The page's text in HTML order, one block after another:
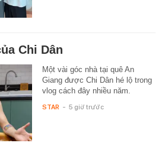
Chi Dân
Một vài góc nhà tại quê An
Giang được Chi Dân hé lộ trong
vlog cách đây nhiều năm.
STAR - 5 giờ trước